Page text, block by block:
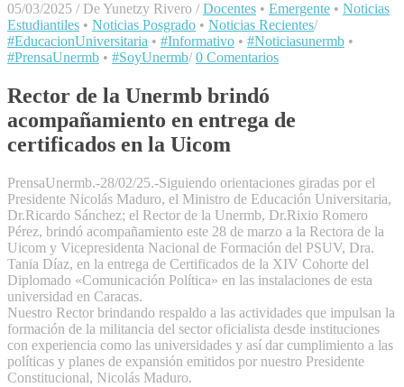
05/03/2025 / De Yunetzy Rivero / Docentes • Emergente • Noticias
Estudiantiles • Noticias Posgrado • Noticias Recientes/
#EducacionUniversitaria • #Informativo • #Noticiasunermb •
#PrensaUnermb • #SoyUnermb/ 0 Comentarios
Rector de la Unermb brindó
acompañamiento en entrega de
certificados en la Uicom
PrensaUnermb.-28/02/25.-Siguiendo orientaciones giradas por el
Presidente Nicolás Maduro, el Ministro de Educación Universitaria,
Dr.Ricardo Sánchez; el Rector de la Unermb, Dr.Rixio Romero
Pérez, brindó acompañamiento este 28 de marzo a la Rectora de la
Uicom y Vicepresidenta Nacional de Formación del PSUV, Dra.
Tania Díaz, en la entrega de Certificados de la XIV Cohorte del
Diplomado «Comunicación Política» en las instalaciones de esta
universidad en Caracas.
Nuestro Rector brindando respaldo a las actividades que impulsan la
formación de la militancia del sector oficialista desde instituciones
con experiencia como las universidades y así dar cumplimiento a las
políticas y planes de expansión emitidos por nuestro Presidente
Constitucional, Nicolás Maduro.